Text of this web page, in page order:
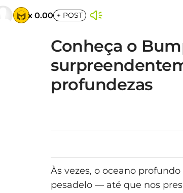
x 0.00 + POST
Conheça o
profundezas
Às vezes, o oceano
pesadelo — até que nos